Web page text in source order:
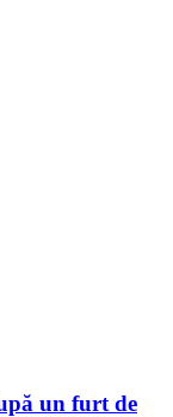
un furt de